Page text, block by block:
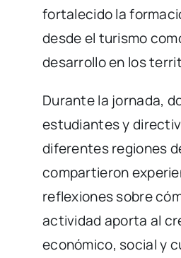
fortalecido la
desde el turismo
desarrollo en los
Durante la jornada,
estudiantes y
diferentes regiones
compartieron
reflexiones sobre
actividad aporta al
económico, social y